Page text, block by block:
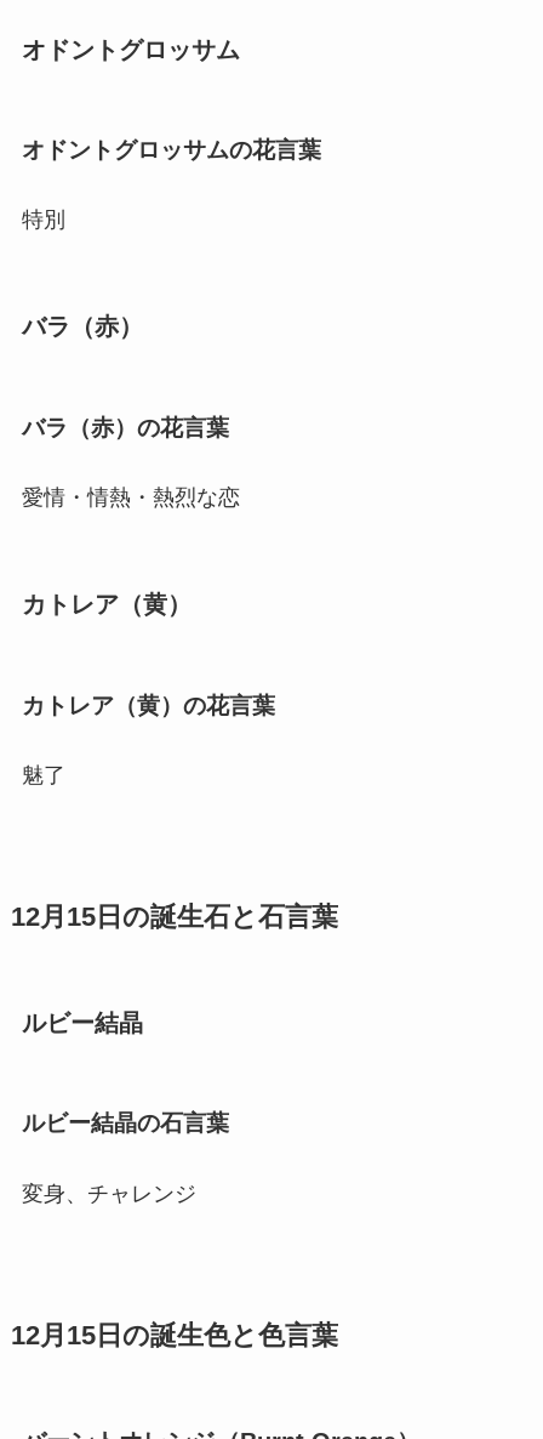
オドントグロッサム
オドントグロッサムの花言葉
特別
バラ（赤）
バラ（赤）の花言葉
愛情・情熱・熱烈な恋
カトレア（黄）
カトレア（黄）の花言葉
魅了
12月15日の誕生石と石言葉
ルビー結晶
ルビー結晶の石言葉
変身、チャレンジ
12月15日の誕生色と色言葉